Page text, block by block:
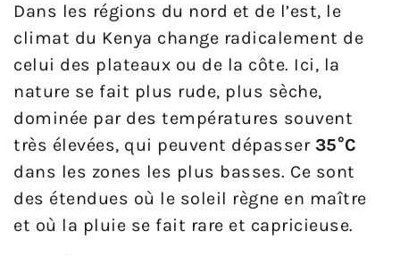
Dans les régions du nord et de l’est, le
climat du Kenya change radicalement de
celui des plateaux ou de la côte. Ici, la
nature se fait plus rude, plus sèche,
dominée par des températures souvent
très élevées, qui peuvent dépasser 35°C
dans les zones les plus basses. Ce sont
des étendues où le soleil règne en maître
et où la pluie se fait rare et capricieuse.